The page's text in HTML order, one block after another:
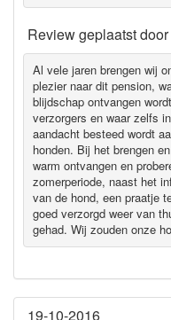
Review geplaatst door
Al vele jaren brengen wij
plezier naar dit pension,
blijdschap ontvangen
verzorgers en waar zelfs
aandacht besteed wordt
honden. Bij het brengen
warm ontvangen en
zomerperiode, naast het
van de hond, een praatje
goed verzorgd weer van
gehad. Wij zouden onze
19-10-2016